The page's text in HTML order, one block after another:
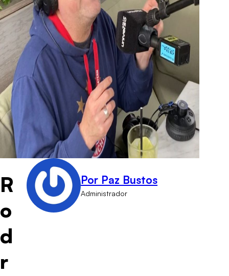
R
o
d
r
Por Paz Bustos
Administrador